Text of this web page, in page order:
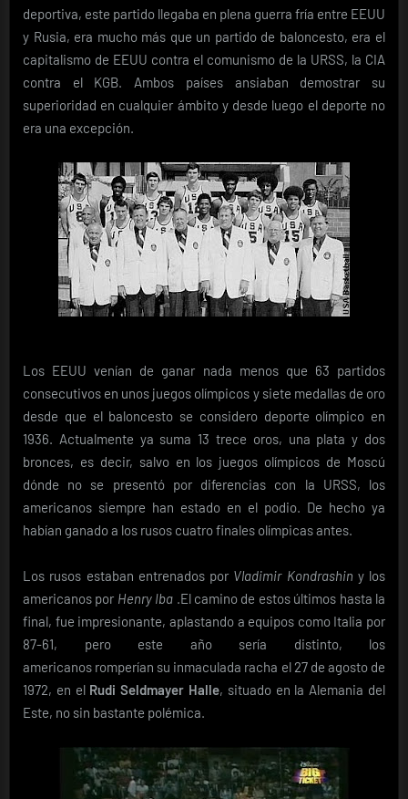
deportiva, este partido llegaba en plena guerra fría entre EEUU
y Rusia, era mucho más que un partido de baloncesto, era el
capitalismo de EEUU contra el comunismo de la URSS, la CIA
contra el KGB. Ambos países ansiaban demostrar su
superioridad en cualquier ámbito y desde luego el deporte no
era una excepción.
Los EEUU venían de ganar nada menos que 63 partidos
consecutivos en unos juegos olímpicos y siete medallas de oro
desde que el baloncesto se considero deporte olímpico en
1936. Actualmente ya suma 13 trece oros, una plata y dos
bronces, es decir, salvo en los juegos olímpicos de Moscú
dónde no se presentó por diferencias con la URSS, los
americanos siempre han estado en el podio. De hecho ya
habían ganado a los rusos cuatro finales olímpicas antes.
Los rusos estaban entrenados por Vladimir Kondrashin y los
americanos por Henry Iba .El camino de estos últimos hasta la
final, fue impresionante, aplastando a equipos como Italia por
87-61, pero este año sería distinto, los
americanos romperían su inmaculada racha el 27 de agosto de
1972, en el Rudi Seldmayer Halle, situado en la Alemania del
Este, no sin bastante polémica.